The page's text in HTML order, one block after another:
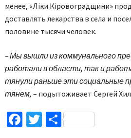
менее, «Ліки Кіровоградщини»
доставлять лекарства в села и
половине тысячи человек.
– Мы вышли из коммунального
работали в области, так и
тянули раньше эти социальные
тянем, – подытоживает Сергей
Facebook
TwitterПоділитися